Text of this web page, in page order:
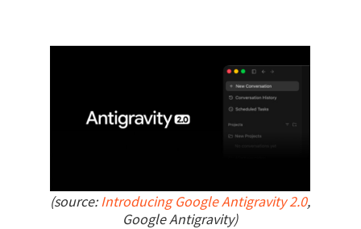
(source: Introducing Google Antigravity 2.0,
Google Antigravity)